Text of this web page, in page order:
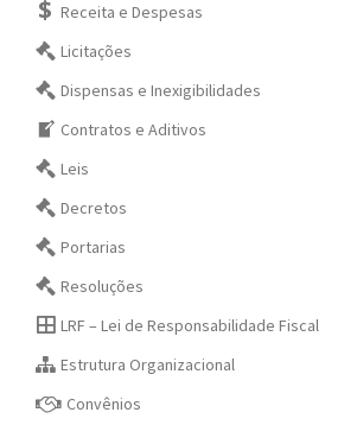
Receita e Despesas
Licitações
Dispensas e Inexigibilidades
Contratos e Aditivos
Leis
Decretos
Portarias
Resoluções
LRF – Lei de Responsabilidade Fiscal
Estrutura Organizacional
Convênios